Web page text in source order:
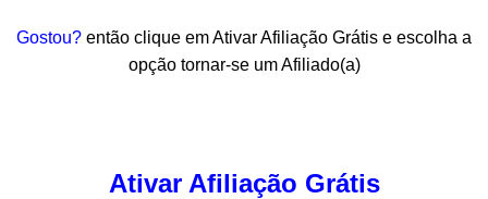
Gostou? então clique em Ativar Afiliação Grátis e escolha a
opção tornar-se um Afiliado(a)
Ativar Afiliação Grátis